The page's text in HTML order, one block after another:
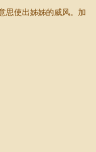
思使出姊姊的威风。加